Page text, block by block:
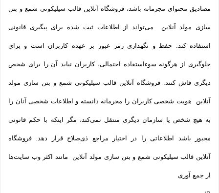
مصادیق محتوای مجرمانه باشد، فروشگاه آنلاین قالب سیلیکونی شمع و بتن
سازی مولد آنلاین می‌تواند از اطلاعات ثبت شده برای پیگیری قانونی
استفاده کند. حفظ و نگهداری رمز عبور بر عهده کاربران است و برای
جلوگیری از هرگونه سوءاستفاده احتمالی، کاربران نباید آن را برای شخص
دیگری فاش کنند. فروشگاه آنلاین قالب سیلیکونی شمع و بتن سازی مولد
آنلاین هویت شخصی کاربران را محرمانه دانسته و اطلاعات شخصی آنان را
به هیچ شخص یا سازمان دیگری منتقل نمی‌کند، مگر اینکه با حکم قانونی
مجبور باشد اطلاعاتی را در اختیار مراجع ذی‌صلاح قرار دهد. فروشگاه
آنلاین قالب سیلیکونی شمع و بتن سازی مولد آنلاین مانند اکثر وب سایت‌ها
از جمع آوری